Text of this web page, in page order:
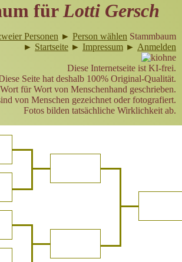
fürLotti Gersch
Personen ► Person wählen Stammbaum
► Startseite ► Impressum ► Anmelden
Diese Internetseite ist KI-frei.
Seite hat deshalb 100% Original-Qualität.
für Wort von Menschenhand geschrieben.
von Menschen gezeichnet oder fotografiert.
Fotos bilden tatsächliche Wirklichkeit ab.